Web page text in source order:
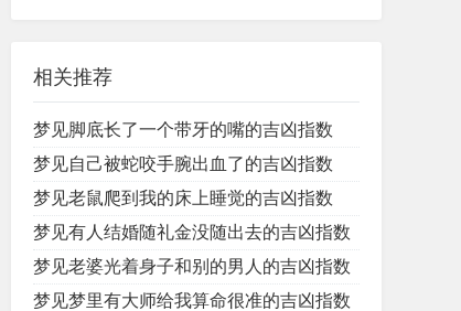
相关推荐
梦见脚底长了一个带牙的嘴的吉凶指数
梦见自己被蛇咬手腕出血了的吉凶指数
梦见老鼠爬到我的床上睡觉的吉凶指数
梦见有人结婚随礼金没随出去的吉凶指数
梦见老婆光着身子和别的男人的吉凶指数
梦见梦里有大师给我算命很准的吉凶指数